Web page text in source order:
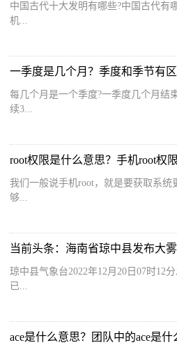
中国古代十大发明有哪些?中国古代有
机...
一季度是几个月？季度和季节有区
每几个月是一个季度?一季度几个月结
续3...
我们一般说手机root，就是要获取系
够...
当前头条：海南省琼中县发布大
琼中县气象台2022年12月20日07时12
已...
ace是什么意思？团队中的ace是什